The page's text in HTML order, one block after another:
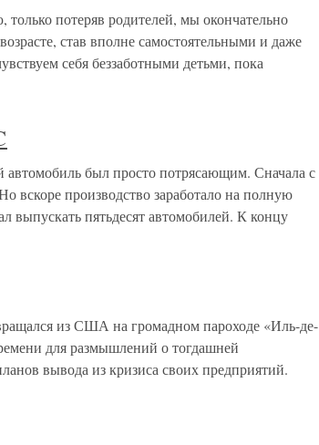
потеряв родителей, мы окончательно
став вполне самостоятельными и даже
себя беззаботными детьми, пока
был просто потрясающим. Сначала с
вскоре производство заработало на полную
выпускать пятьдесят автомобилей. К концу
из США на громадном пароходе «Иль-де-
для размышлений о тогдашней
вывода из кризиса своих предприятий.